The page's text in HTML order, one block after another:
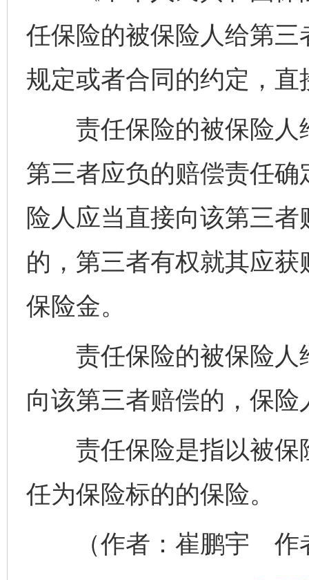
任保险的被保险人给第
规定或者合同的约定，
责任保险的被保险人
第三者应负的赔偿责任
险人应当直接向该第三
的，第三者有权就其应
保险金。
责任保险的被保险人
向该第三者赔偿的，保
责任保险是指以被保
任为保险标的的保险。
（作者：崔鹏宇 作者